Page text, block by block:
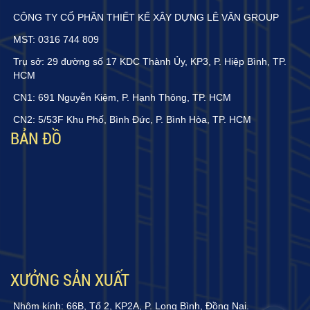
CÔNG TY CỔ PHẦN THIẾT KẾ XÂY DỰNG LÊ VĂN GROUP
MST: 0316 744 809
Trụ sở: 29 đường số 17 KDC Thành Ủy, KP3, P. Hiệp Bình, TP.
HCM
CN1: 691 Nguyễn Kiệm, P. Hạnh Thông, TP. HCM
CN2: 5/53F Khu Phố, Bình Đức, P. Bình Hòa, TP. HCM
BẢN ĐỒ
XƯỞNG SẢN XUẤT
Nhôm kính: 66B, Tổ 2, KP2A, P. Long Bình, Đồng Nai.